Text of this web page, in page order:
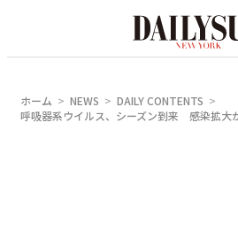
ホーム NEWS
DAILY CONTENTS
呼吸器系ウイルス、シーズン到来 感染拡大